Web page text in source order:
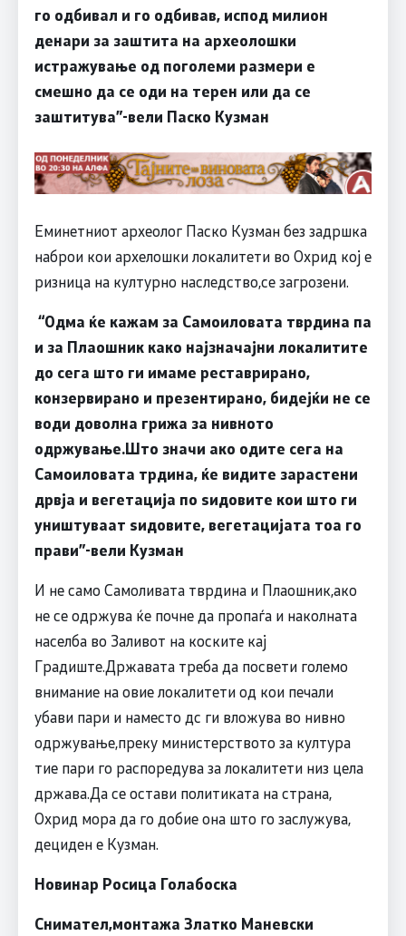
го одбивал и го одбивав, испод милион
денари за заштита на археолошки
истражување од поголеми размери е
смешно да се оди на терен или да се
заштитува”-вели Паско Кузман
Еминетниот археолог Паско Кузман без задршка
наброи кои архелошки локалитети во Охрид кој е
ризница на културно наследство,се загрозени.
“Одма ќе кажам за Самоиловата тврдина па
и за Плаошник како најзначајни локалитите
до сега што ги имаме реставрирано,
конзервирано и презентирано, бидејќи не се
води доволна грижа за нивното
одржување.Што значи ако одите сега на
Самоиловата трдина, ќе видите зарастени
дрвја и вегетација по ѕидовите кои што ги
уништуваат ѕидовите, вегетацијата тоа го
прави”-вели Кузман
И не само Самоливата тврдина и Плаошник,ако
не се одржува ќе почне да пропаѓа и наколната
населба во Заливот на коските кај
Градиште.Државата треба да посвети големо
внимание на овие локалитети од кои печали
убави пари и наместо дс ги вложува во нивно
одржување,преку министерството за култура
тие пари го распоредува за локалитети низ цела
држава.Да се остави политиката на страна,
Охрид мора да го добие она што го заслужува,
дециден е Кузман.
Новинар Росица Голабоска
Снимател,монтажа Златко Маневски